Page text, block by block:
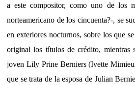
a este compositor, como uno de los
norteamericano de los cincuenta?-, se
en exteriores nocturnos, sobre los que
original los títulos de crédito, mientras
joven Lily Prine Berniers (Ivette
que se trata de la esposa de Julian